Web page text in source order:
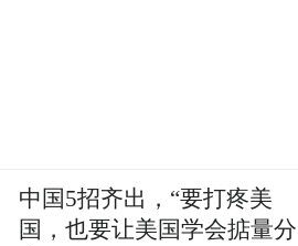
中国5招齐出，“要打疼美
国，也要让美国学会掂量分